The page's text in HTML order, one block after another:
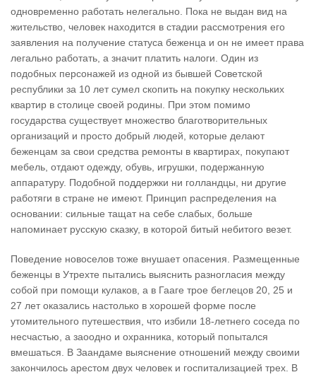
одновременно работать нелегально. Пока не выдан вид на
жительство, человек находится в стадии рассмотрения его
заявления на получение статуса беженца и он не имеет права
легально работать, а значит платить налоги. Один из
подобных персонажей из одной из бывшей Советской
республики за 10 лет сумел скопить на покупку нескольких
квартир в столице своей родины. При этом помимо
государства существует множество благотворительных
организаций и просто добрый людей, которые делают
беженцам за свои средства ремонты в квартирах, покупают
мебель, отдают одежду, обувь, игрушки, подержанную
аппаратуру. Подобной поддержки ни голландцы, ни другие
работяги в стране не имеют. Принцип распределения на
основании: сильные тащат на себе слабых, больше
напоминает русскую сказку, в которой битый небитого везет.
Поведение новоселов тоже внушает опасения. Размещенные
беженцы в Утрехте пытались выяснить разногласия между
собой при помощи кулаков, а в Гааге трое беглецов 20, 25 и
27 лет оказались настолько в хорошей форме после
утомительного путешествия, что избили 18-летнего соседа по
несчастью, а заоодно и охранника, который попытался
вмешаться. В Заандаме выяснение отношений между своими
закончилось арестом двух человек и госпитализацией трех. В